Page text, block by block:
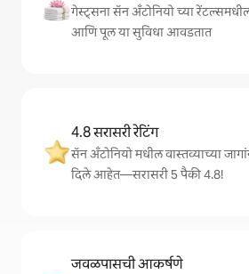
गेस्ट्सना सॅन अँटोनियो च्या
आणि पूल या सुविधा आवडतात
4.8 सरासरी रेटिंग
सॅन अँटोनियो मधील वास्तव्याच्या
दिले आहेत—सरासरी 5 पैकी 4.8!
जवळपासची आकर्षणे